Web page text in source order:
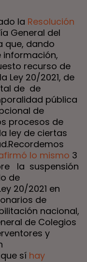
la Resolución
General del
que, dando
información,
recurso de
Ley 20/2021, de
de de
pública
de
procesos de
ley de ciertas
lo mismo 3
la suspensión
de
20/2021 en
de
nacional,
de Colegios
y
sí hay